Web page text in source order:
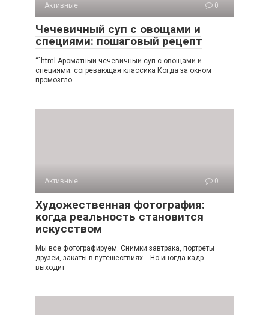
Активные 0
Чечевичный суп с овощами и
специями: пошаговый рецепт
“`html Ароматный чечевичный суп с овощами и
специями: согревающая классика Когда за окном
промозгло
Активные 0
Художественная фотография:
когда реальность становится
искусством
Мы все фотографируем. Снимки завтрака, портреты
друзей, закаты в путешествиях… Но иногда кадр
выходит